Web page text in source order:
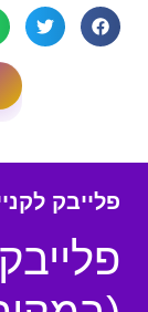
פלייבק